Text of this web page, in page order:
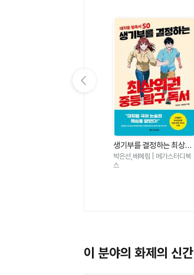
생기부를 결정하는 최상위
권 중등 탐구 독서 - 대치동
필독서 50
박은선,배혜림 | 메가스터디북
스
이 분야의 화제의 신간